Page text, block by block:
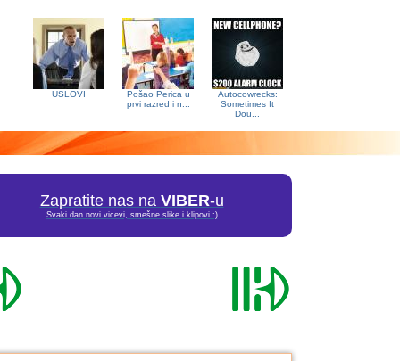
Autocowrecks:
Sometimes It
Dou...
Pošao Perica u
prvi razred i n...
USLOVI
Zapratite nas na VIBER-u
Svaki dan novi vicevi, smešne slike i klipovi :)